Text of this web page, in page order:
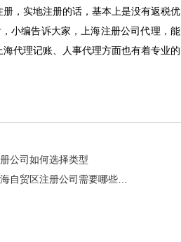
，实地注册的话，基本上是没有返税优
编告诉大家，上海注册公司代理，能
代理记账、人事代理方面也有着专业的
公司如何选择类型